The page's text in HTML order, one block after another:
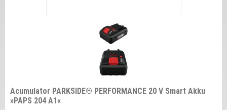
Acumulator PARKSIDE® PERFORMANCE 20 V Smart Akku
»PAPS 204 A1«